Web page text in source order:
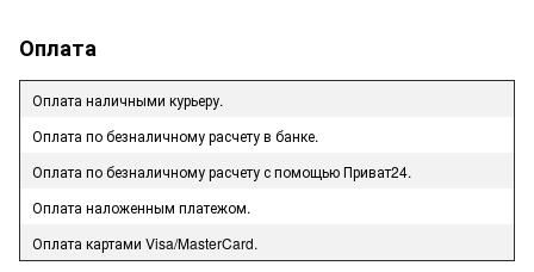
Оплата
Оплата наличными курьеру.
Оплата по безналичному расчету в банке.
Оплата по безналичному расчету с помощью Приват24.
Оплата наложенным платежом.
Оплата картами Visa/MasterCard.